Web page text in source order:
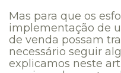
Mas para que os
implementação de
de venda possam
necessário seguir
explicamos neste